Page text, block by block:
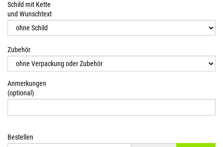
Schild mit Kette
und Wunschtext
Zubehör
Anmerkungen
(optional)
Bestellen